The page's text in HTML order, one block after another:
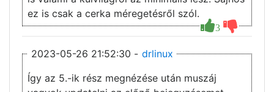
3
ez is csak a cerka méregetésről szól.
2023-05-26 21:52:30 - drlinux
Így az 5.-ik rész megnézése után muszáj